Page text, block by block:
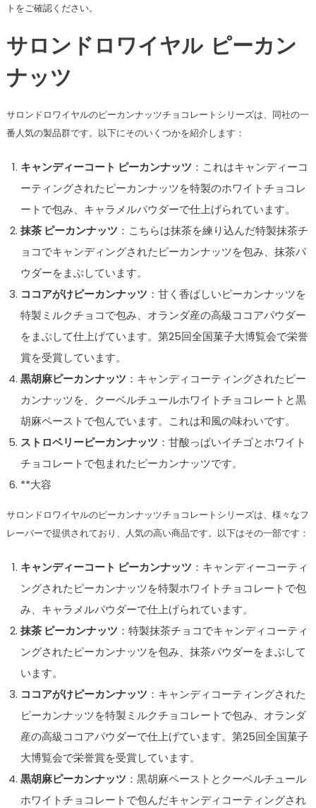
トをご確認ください​​​​。
サロンドロワイヤル ピーカン
ナッツ
サロンドロワイヤルのピーカンナッツチョコレートシリーズは、同社の一
番人気の製品群です。以下にそのいくつかを紹介します：
キャンディーコート ピーカンナッツ ：これはキャンディーコ
ーティングされたピーカンナッツを特製のホワイトチョコレ
ートで包み、キャラメルパウダーで仕上げられています。
抹茶 ピーカンナッツ ：こちらは抹茶を練り込んだ特製抹茶チ
ョコでキャンディングされたピーカンナッツを包み、抹茶パ
ウダーをまぶしています。
ココアがけピーカンナッツ ：甘く香ばしいピーカンナッツを
特製ミルクチョコで包み、オランダ産の高級ココアパウダー
をまぶして仕上げています。第25回全国菓子大博覧会で栄誉
賞を受賞しています。
黒胡麻ピーカンナッツ ：キャンディコーティングされたピー
カンナッツを、クーベルチュールホワイトチョコレートと黒
胡麻ペーストで包んでいます。これは和風の味わいです。
ストロベリーピーカンナッツ ：甘酸っぱいイチゴとホワイト
チョコレートで包まれたピーカンナッツです。
**大容
サロンドロワイヤルのピーカンナッツチョコレートシリーズは、様々なフ
レーバーで提供されており、人気の高い商品です。以下はその一部です：
キャンディーコート ピーカンナッツ ：キャンディーコーティ
ングされたピーカンナッツを特製ホワイトチョコレートで包
み、キャラメルパウダーで仕上げられています。
抹茶 ピーカンナッツ ：特製抹茶チョコでキャンディコーティ
ングされたピーカンナッツを包み、抹茶パウダーをまぶして
います。
ココアがけピーカンナッツ ：キャンディコーティングされた
ピーカンナッツを特製ミルクチョコレートで包み、オランダ
産の高級ココアパウダーで仕上げています。第25回全国菓子
大博覧会で栄誉賞を受賞しています。
黒胡麻ピーカンナッツ ：黒胡麻ペーストとクーベルチュール
ホワイトチョコレートで包んだキャンディコーティングされ